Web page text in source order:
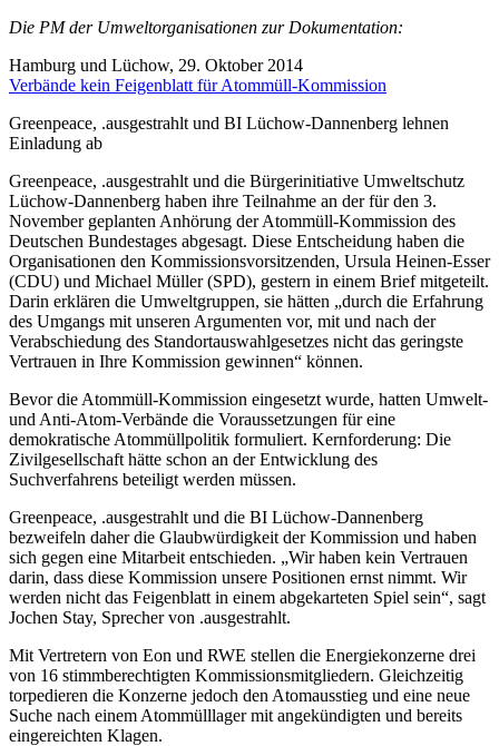
Die PM der Umweltorganisationen zur Dokumentation:
Hamburg und Lüchow, 29. Oktober 2014
Verbände kein Feigenblatt für Atommüll-Kommission
Greenpeace, .ausgestrahlt und BI Lüchow-Dannenberg lehnen
Einladung ab
Greenpeace, .ausgestrahlt und die Bürgerinitiative Umweltschutz
Lüchow-Dannenberg haben ihre Teilnahme an der für den 3.
November geplanten Anhörung der Atommüll-Kommission des
Deutschen Bundestages abgesagt. Diese Entscheidung haben die
Organisationen den Kommissionsvorsitzenden, Ursula Heinen-Esser
(CDU) und Michael Müller (SPD), gestern in einem Brief mitgeteilt.
Darin erklären die Umweltgruppen, sie hätten „durch die Erfahrung
des Umgangs mit unseren Argumenten vor, mit und nach der
Verabschiedung des Standortauswahlgesetzes nicht das geringste
Vertrauen in Ihre Kommission gewinnen“ können.
Bevor die Atommüll-Kommission eingesetzt wurde, hatten Umwelt-
und Anti-Atom-Verbände die Voraussetzungen für eine
demokratische Atommüllpolitik formuliert. Kernforderung: Die
Zivilgesellschaft hätte schon an der Entwicklung des
Suchverfahrens beteiligt werden müssen.
Greenpeace, .ausgestrahlt und die BI Lüchow-Dannenberg
bezweifeln daher die Glaubwürdigkeit der Kommission und haben
sich gegen eine Mitarbeit entschieden. „Wir haben kein Vertrauen
darin, dass diese Kommission unsere Positionen ernst nimmt. Wir
werden nicht das Feigenblatt in einem abgekarteten Spiel sein“, sagt
Jochen Stay, Sprecher von .ausgestrahlt.
Mit Vertretern von Eon und RWE stellen die Energiekonzerne drei
von 16 stimmberechtigten Kommissionsmitgliedern. Gleichzeitig
torpedieren die Konzerne jedoch den Atomausstieg und eine neue
Suche nach einem Atommülllager mit angekündigten und bereits
eingereichten Klagen.